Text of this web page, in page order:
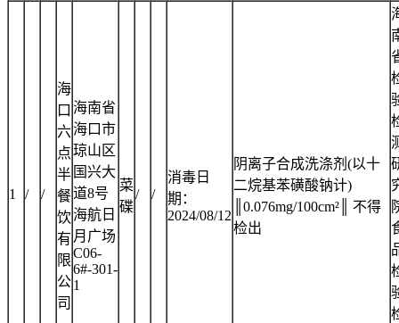
1 / /
海
口
六
点
半
餐
饮
有
限
公
司
海南省
海口市
琼山区
国兴大
道8号
海航日
月广场
C06-
6#-301-
1
菜
碟
/ /
消毒日
期：
2024/08/12
阴离子合成洗涤剂(以十
二烷基苯磺酸钠计)
║0.076mg/100cm²║ 不得
检出